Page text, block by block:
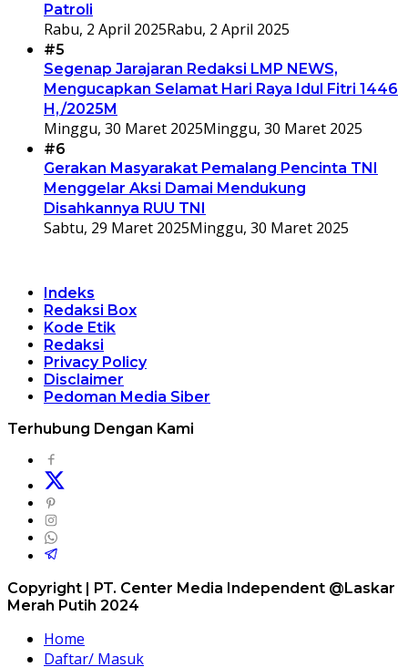
Patroli
Rabu, 2 April 2025Rabu, 2 April 2025
#5
Segenap Jarajaran Redaksi LMP NEWS,
Mengucapkan Selamat Hari Raya Idul Fitri 1446
H,/2025M
Minggu, 30 Maret 2025Minggu, 30 Maret 2025
#6
Gerakan Masyarakat Pemalang Pencinta TNI
Menggelar Aksi Damai Mendukung
Disahkannya RUU TNI
Sabtu, 29 Maret 2025Minggu, 30 Maret 2025
Indeks
Redaksi Box
Kode Etik
Redaksi
Privacy Policy
Disclaimer
Pedoman Media Siber
Terhubung Dengan Kami
Copyright | PT. Center Media Independent @Laskar
Merah Putih 2024
Home
Daftar/ Masuk